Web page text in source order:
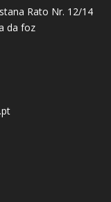
Rato Nr. 12/14
da foz